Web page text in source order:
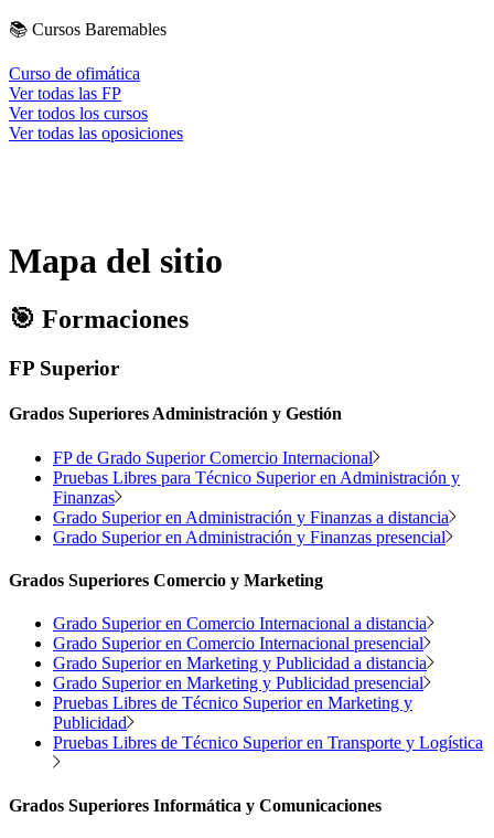
📚 Cursos Baremables
Curso de ofimática
Ver todas las FP
Ver todos los cursos
Ver todas las oposiciones
Mapa del sitio
🎯 Formaciones
FP Superior
Grados Superiores Administración y Gestión
FP de Grado Superior Comercio Internacional
Pruebas Libres para Técnico Superior en Administración y
Finanzas
Grado Superior en Administración y Finanzas a distancia
Grado Superior en Administración y Finanzas presencial
Grados Superiores Comercio y Marketing
Grado Superior en Comercio Internacional a distancia
Grado Superior en Comercio Internacional presencial
Grado Superior en Marketing y Publicidad a distancia
Grado Superior en Marketing y Publicidad presencial
Pruebas Libres de Técnico Superior en Marketing y
Publicidad
Pruebas Libres de Técnico Superior en Transporte y Logística
Grados Superiores Informática y Comunicaciones